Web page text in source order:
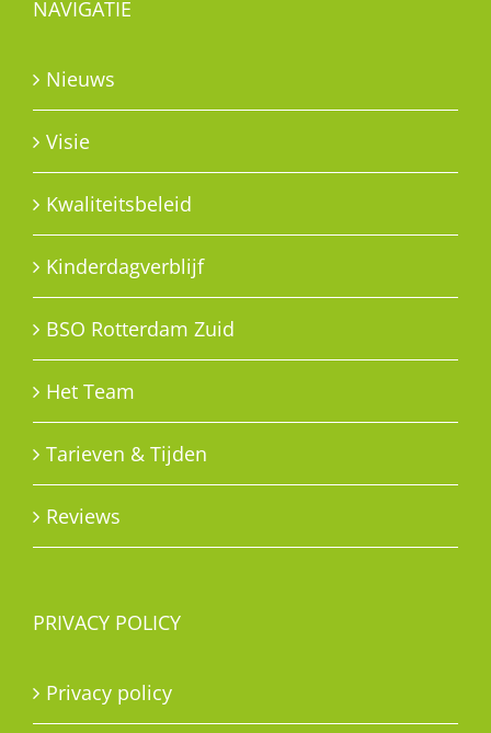
NAVIGATIE
Nieuws
Visie
Kwaliteitsbeleid
Kinderdagverblijf
BSO Rotterdam Zuid
Het Team
Tarieven & Tijden
Reviews
PRIVACY POLICY
Privacy policy